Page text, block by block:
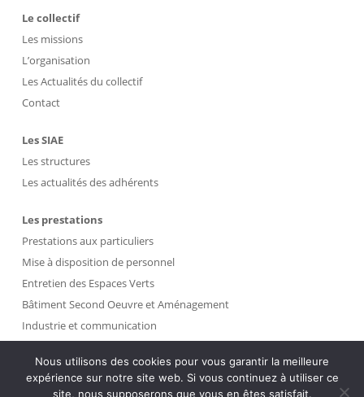
Le collectif
Les missions
L’organisation
Les Actualités du collectif
Contact
Les SIAE
Les structures
Les actualités des adhérents
Les prestations
Prestations aux particuliers
Mise à disposition de personnel
Entretien des Espaces Verts
Bâtiment Second Oeuvre et Aménagement
Industrie et communication
Intranet
Nous utilisons des cookies pour vous garantir la meilleure
expérience sur notre site web. Si vous continuez à utiliser ce
site, nous supposerons que vous en êtes satisfait.